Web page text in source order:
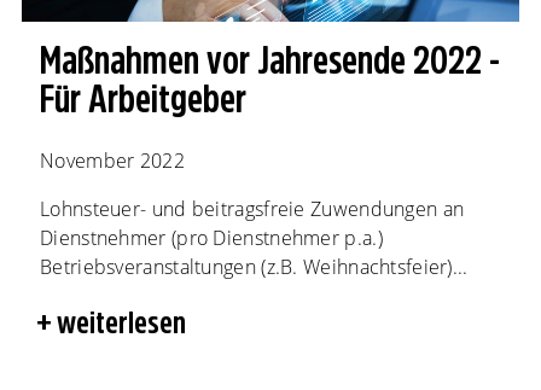
Maßnahmen vor Jahresende 2022 -
Für Arbeitgeber
November 2022
Lohnsteuer- und beitragsfreie Zuwendungen an
Dienstnehmer (pro Dienstnehmer p.a.)
Betriebsveranstaltungen (z.B. Weihnachtsfeier)...
weiterlesen